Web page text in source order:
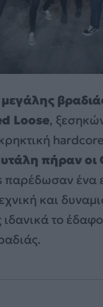
Loose,
πήραν οι
ένα
και
το